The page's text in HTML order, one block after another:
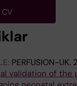
CV
PERFUSION-UK.
validation of